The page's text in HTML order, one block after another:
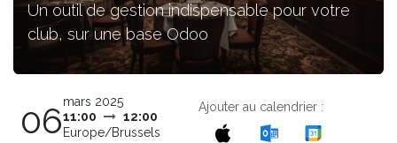
Un outil de gestion indispensable pour votre
club, sur une base Odoo
06mars 2025
11:00
12:00
Europe/Brussels
Ajouter au calendrier :